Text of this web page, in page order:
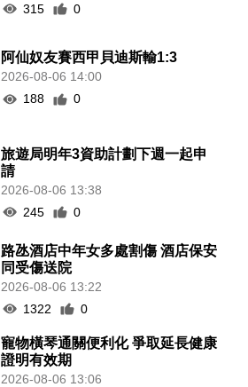
315
0
阿仙奴友賽西甲貝迪斯輸1:3
2026-08-06 14:00
188
0
旅遊局明年3資助計劃下週一起申
請
2026-08-06 13:38
245
0
路氹酒店中年女多處割傷 酒店保安
同受傷送院
2026-08-06 13:22
1322
0
寵物橫琴通關便利化 爭取延長健康
證明有效期
2026-08-06 13:06